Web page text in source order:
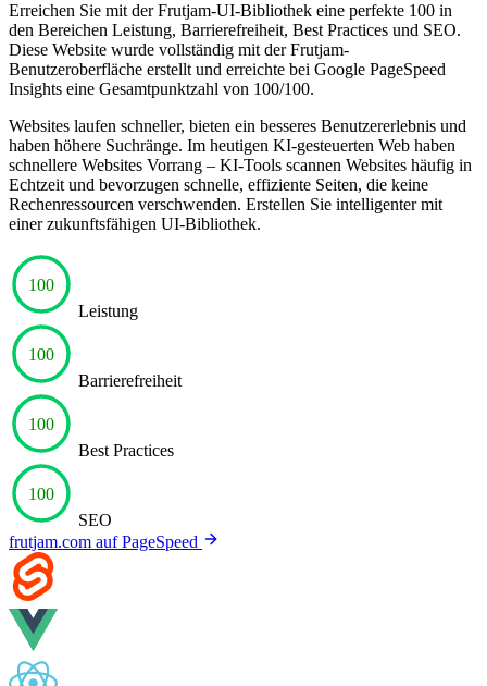
Erreichen Sie mit der Frutjam-UI-Bibliothek eine perfekte 100 in
den Bereichen Leistung, Barrierefreiheit, Best Practices und SEO.
Diese Website wurde vollständig mit der Frutjam-
Benutzeroberfläche erstellt und erreichte bei Google PageSpeed ​​
Insights eine Gesamtpunktzahl von 100/100.
Websites laufen schneller, bieten ein besseres Benutzererlebnis und
haben höhere Suchränge. Im heutigen KI-gesteuerten Web haben
schnellere Websites Vorrang – KI-Tools scannen Websites häufig in
Echtzeit und bevorzugen schnelle, effiziente Seiten, die keine
Rechenressourcen verschwenden. Erstellen Sie intelligenter mit
einer zukunftsfähigen UI-Bibliothek.
100
Leistung
100
Barrierefreiheit
100
Best Practices
100
SEO
frutjam.com auf PageSpeed